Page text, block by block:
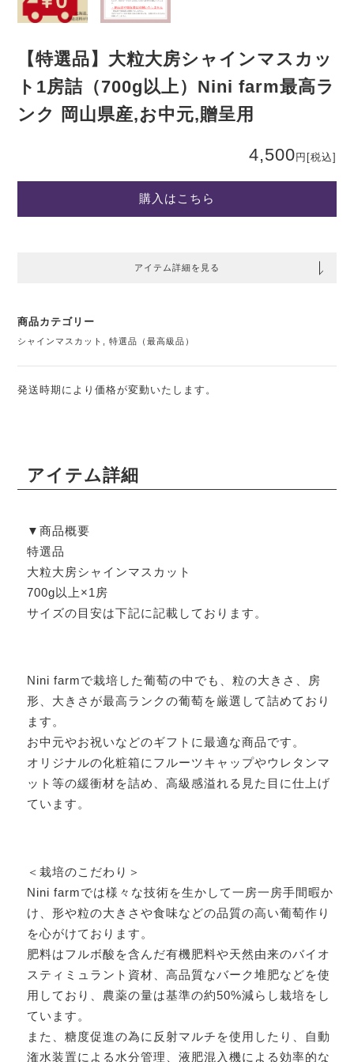
【特選品】大粒大房シャインマスカッ
ト1房詰（700g以上）Nini farm最高ラ
ンク 岡山県産,お中元,贈呈用
4,500 円 [税込]
購入はこちら
アイテム詳細を見る
商品カテゴリー
シャインマスカット ,特選品（最高級品）
発送時期により価格が変動いたします。
アイテム詳細
▼商品概要
特選品
大粒大房シャインマスカット
700g以上×1房
サイズの目安は下記に記載しております。
Nini farmで栽培した葡萄の中でも、粒の大きさ、房
形、大きさが最高ランクの葡萄を厳選して詰めており
ます。
お中元やお祝いなどのギフトに最適な商品です。
オリジナルの化粧箱にフルーツキャップやウレタンマ
ット等の緩衝材を詰め、高級感溢れる見た目に仕上げ
ています。
＜栽培のこだわり＞
Nini farmでは様々な技術を生かして一房一房手間暇か
け、形や粒の大きさや食味などの品質の高い葡萄作り
を心がけております。
肥料はフルボ酸を含んだ有機肥料や天然由来のバイオ
スティミュラント資材、高品質なバーク堆肥などを使
用しており、農薬の量は基準の約50%減らし栽培をし
ています。
また、糖度促進の為に反射マルチを使用したり、自動
潅水装置による水分管理、液肥混入機による効率的な